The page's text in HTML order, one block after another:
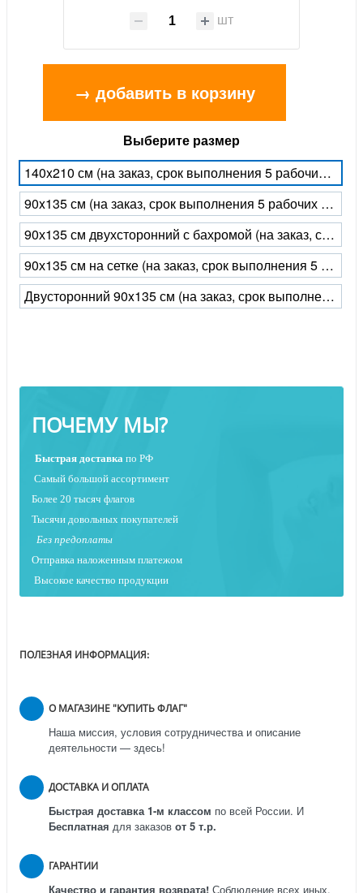
шт
→ добавить в корзину
Выберите размер
140x210 см (на заказ, срок выполнения 5 рабочих дней)
90x135 см (на заказ, срок выполнения 5 рабочих дней)
90х135 см двухсторонний с бахромой (на заказ, срок выполнения 5 рабочих дней)
90х135 см на сетке (на заказ, срок выполнения 5 рабочих дней)
Двусторонний 90x135 см (на заказ, срок выполнения 5 рабочих дней)
ПОЧЕМУ МЫ?
Быстрая доставка по РФ
Самый большой ассортимент
Более 20 тысяч флагов
Тысячи довольных покупателей
Без предоплаты
Отправка наложенным платежом
Высокое качество продукции
ПОЛЕЗНАЯ ИНФОРМАЦИЯ:
О МАГАЗИНЕ "КУПИТЬ ФЛАГ"
Наша миссия, условия сотрудничества и описание
деятельности — здесь!
ДОСТАВКА И ОПЛАТА
Быстрая доставка 1-м классом по всей России. И
Бесплатная для заказов от 5 т.р.
ГАРАНТИИ
Качество и гарантия возврата! Соблюдение всех иных,